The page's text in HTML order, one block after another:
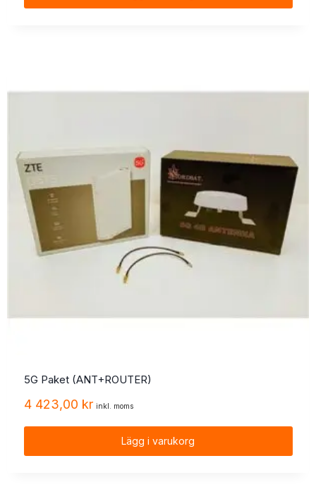
5G Paket (ANT+ROUTER)
4 423,00 kr inkl. moms
Lägg i varukorg